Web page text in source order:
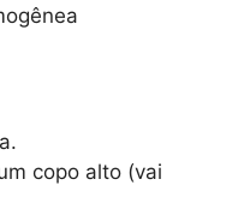
copo alto (vai